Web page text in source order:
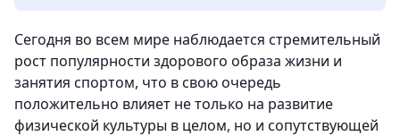
Сегодня во всем мире наблюдается стремительный
рост популярности здорового образа жизни и
занятия спортом, что в свою очередь
положительно влияет не только на развитие
физической культуры в целом, но и сопутствующей